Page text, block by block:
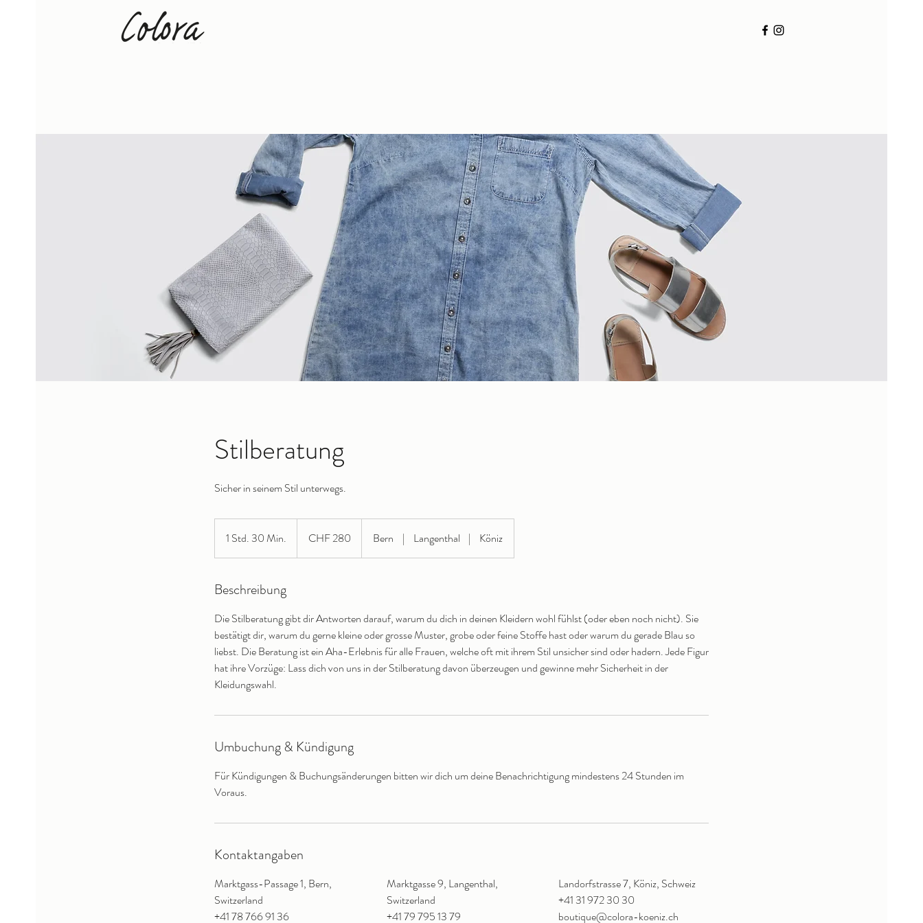
Stilberatung
Sicher in seinem Stil unterwegs.
1 Std. 30 Min.
S
0
M
i
n
Franken
CHF 280 Bern | Langenthal | Köniz
Beschreibung
Die Stilberatung gibt dir Antworten darauf, warum du dich in deinen Kleidern wohl fühlst (oder eben noch nicht). Sie
bestätigt dir, warum du gerne kleine oder grosse Muster, grobe oder feine Stoffe hast oder warum du gerade Blau so
liebst. Die Beratung ist ein Aha-Erlebnis für alle Frauen, welche oft mit ihrem Stil unsicher sind oder hadern. Jede Figur
hat ihre Vorzüge: Lass dich von uns in der Stilberatung davon überzeugen und gewinne mehr Sicherheit in der
Kleidungswahl.
Umbuchung & Kündigung
Für Kündigungen & Buchungsänderungen bitten wir dich um deine Benachrichtigung mindestens 24 Stunden im
Voraus.
Kontaktangaben
Marktgass-Passage 1, Bern,
Switzerland
+41 78 766 91 36
Marktgasse 9, Langenthal,
Switzerland
+41 79 795 13 79
Landorfstrasse 7, Köniz, Schweiz
+41 31 972 30 30
boutique@colora-koeniz.ch